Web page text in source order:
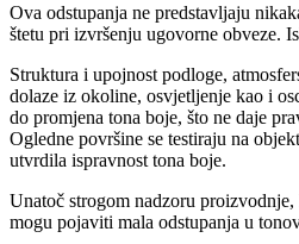
Ova odstupanja ne predstavljaju
štetu pri izvršenju ugovorne obveze.
Struktura i upojnost podloge,
dolaze iz okoline, osvjetljenje kao i
do promjena tona boje, što ne daje
Ogledne površine se testiraju na
utvrdila ispravnost tona boje.
Unatoč strogom nadzoru
mogu pojaviti mala odstupanja u